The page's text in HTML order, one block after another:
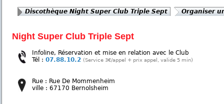
Discothèque Night Super Club Triple Sept Organiser
Night Super Club Triple Sept
Infoline, Réservation et mise en relation avec le Club
Tél : 07.88.10.2 (Service 3€/appel + prix appel, valide 5 min)
Rue : Rue De Mommenheim
ville : 67170 Bernolsheim